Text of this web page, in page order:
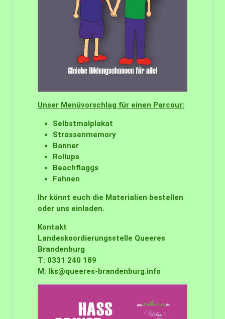
Unser Menüvorschlag für einen Parcour:
Selbstmalplakat
Strassenmemory
Banner
Rollups
Beachflaggs
Fahnen
Ihr könnt euch die Materialien bestellen
oder uns einladen.
Kontakt
Landeskoordierungsstelle Queeres
Brandenburg
T: 0331 240 189
M: lks@queeres-brandenburg.info